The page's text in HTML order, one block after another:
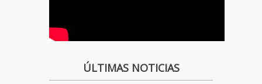
ÚLTIMAS NOTICIAS